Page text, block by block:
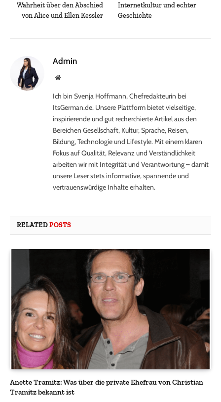
Wahrheit über den Abschied
von Alice und Ellen Kessler
Internetkultur und echter
Geschichte
Admin
Website
Ich bin Svenja Hoffmann, Chefredakteurin bei
ItsGerman.de. Unsere Plattform bietet vielseitige,
inspirierende und gut recherchierte Artikel aus den
Bereichen Gesellschaft, Kultur, Sprache, Reisen,
Bildung, Technologie und Lifestyle. Mit einem klaren
Fokus auf Qualität, Relevanz und Verständlichkeit
arbeiten wir mit Integrität und Verantwortung – damit
unsere Leser stets informative, spannende und
vertrauenswürdige Inhalte erhalten.
RELATEDPOSTS
Anette Tramitz: Was über die private Ehefrau von Christian
Tramitz bekannt ist